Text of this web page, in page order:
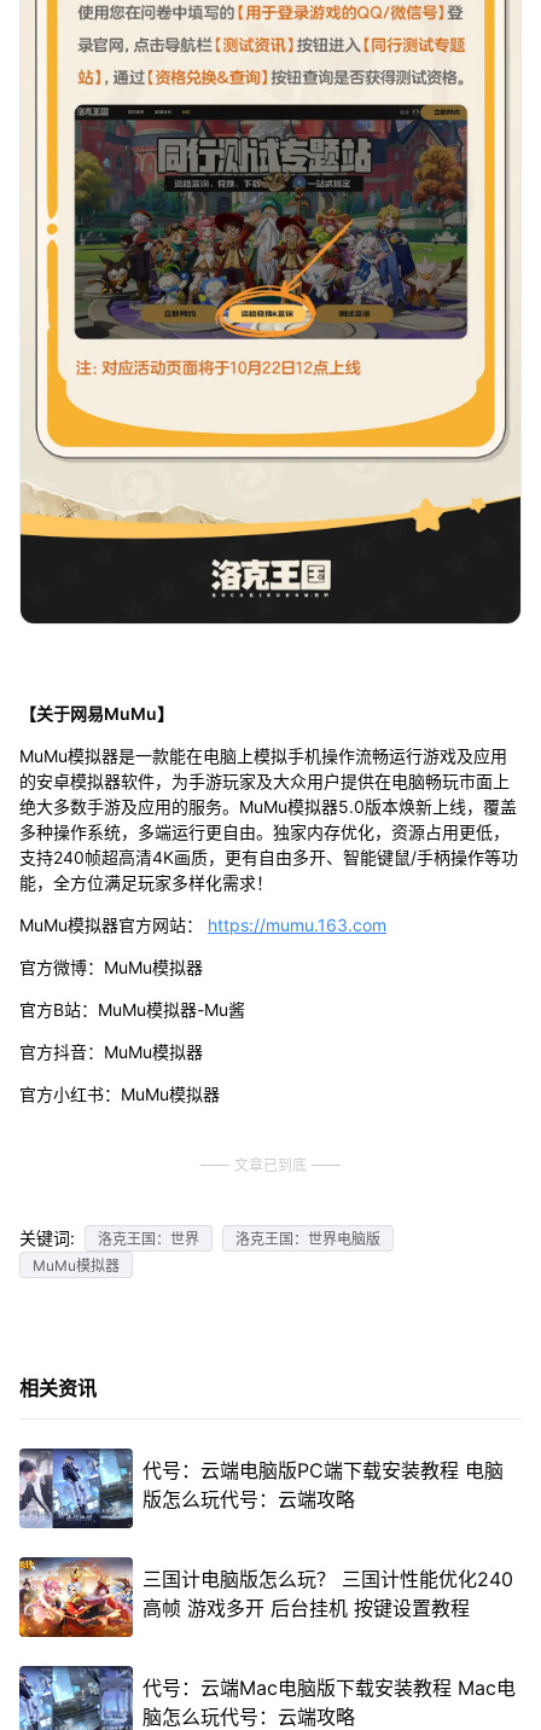
【关于网易MuMu】
MuMu模拟器是一款能在电脑上模拟手机操作流畅运行游戏及应用
的安卓模拟器软件，为手游玩家及大众用户提供在电脑畅玩市面上
绝大多数手游及应用的服务。MuMu模拟器5.0版本焕新上线，覆盖
多种操作系统，多端运行更自由。独家内存优化，资源占用更低，
支持240帧超高清4K画质，更有自由多开、智能键鼠/手柄操作等功
能，全方位满足玩家多样化需求！
MuMu模拟器官方网站： https://mumu.163.com
官方微博：MuMu模拟器
官方B站：MuMu模拟器-Mu酱
官方抖音：MuMu模拟器
官方小红书：MuMu模拟器
文章已到底
关键词: 洛克王国：世界
洛克王国：世界电脑版
MuMu模拟器
相关资讯
代号：云端电脑版PC端下载安装教程 电脑
版怎么玩代号：云端攻略
三国计电脑版怎么玩？ 三国计性能优化240
高帧 游戏多开 后台挂机 按键设置教程
代号：云端Mac电脑版下载安装教程 Mac电
脑怎么玩代号：云端攻略